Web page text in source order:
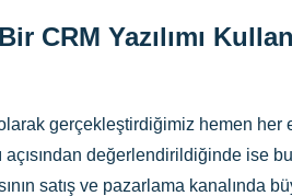
CRM Yazılımı
gerçekleştirdiğimiz hemen
değerlendirildiğinde ise
satış ve pazarlama kanalında